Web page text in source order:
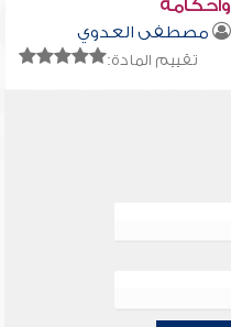
وأحكامه
مصطفى العدوي
تقييم المادة: